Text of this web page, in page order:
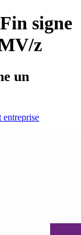
signe
z
un
entreprise